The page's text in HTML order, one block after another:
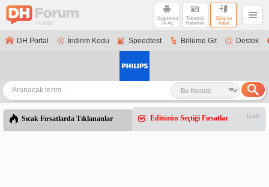
Uygulama
ile Aç
Teknoloji
Haberleri
Giriş ve
Kayıt
DH Portal İndirim Kodu Speedtest Bölüme Git Destek
Sıcak Fırsatlarda Tıklananlar Editörün Seçtiği Fırsatlar Gizle